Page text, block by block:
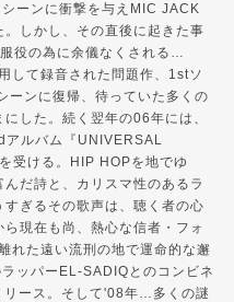
ーンに衝撃を与えMIC JACK
しかし、その直後に起きた事
役の為に余儀なくされる…
して録音された問題作、1stソ
ーンに復帰、待っていた多くの
した。続く翌年の06年には、
ルバム『UNIVERSAL
受ける。HIP HOPを地でゆ
だ詩と、カリスマ性のあるラ
ぎるその歌声は、聴く者の心
現在も尚、熱心な信者・フォ
れた遠い流刑の地で運命的な邂
ッパーEL-SADIQとのコンビネ
ース。そして'08年…多くの謎